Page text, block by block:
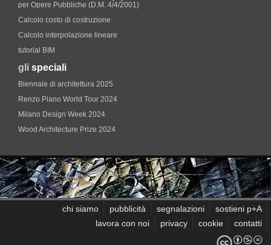
per Opere Pubbliche (D.M. 4/4/2001)
Calcolo costo di costruzione
Calcolo interpolazione lineare
tutorial BIM
gli speciali
Biennale di architettura 2025
Renzo Piano World Tour 2024
Milano Design Week 2024
Wood Architecture Prize 2024
chi siamo pubblicità segnalazioni
sostieni p+A
lavora con noi
privacy cookie contatti